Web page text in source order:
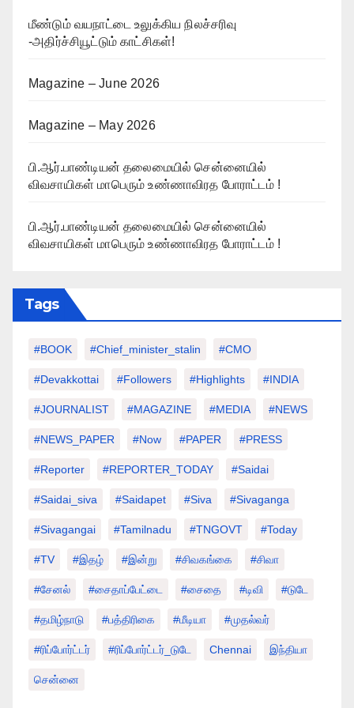
மீண்டும் வயநாட்டை உலுக்கிய நிலச்சரிவு
-அதிர்ச்சியூட்டும் காட்சிகள்!
Magazine – June 2026
Magazine – May 2026
பி.ஆர்.பாண்டியன் தலைமையில் சென்னையில்
விவசாயிகள் மாபெரும் உண்ணாவிரத போராட்டம் !
பி.ஆர்.பாண்டியன் தலைமையில் சென்னையில்
விவசாயிகள் மாபெரும் உண்ணாவிரத போராட்டம் !
Tags
#BOOK #chief_minister_stalin #CMO
#devakkottai #followers #highlights #INDIA
#JOURNALIST #MAGAZINE #MEDIA #NEWS
#NEWS_PAPER #Now #PAPER #PRESS
#Reporter #REPORTER_TODAY #saidai
#saidai_siva #saidapet #Siva #Sivaganga
#sivagangai #tamilnadu #TNGOVT #today
#TV #இதழ் #இன்று #சிவகங்கை #சிவா
#சேனல் #சைதாப்பேட்டை #சைதை #டிவி #டுடே
#தமிழ்நாடு #பத்திரிகை #மீடியா #முதல்வர்
#ரிப்போர்ட்டர் #ரிப்போர்ட்டர்_டுடே Chennai இந்தியா
சென்னை